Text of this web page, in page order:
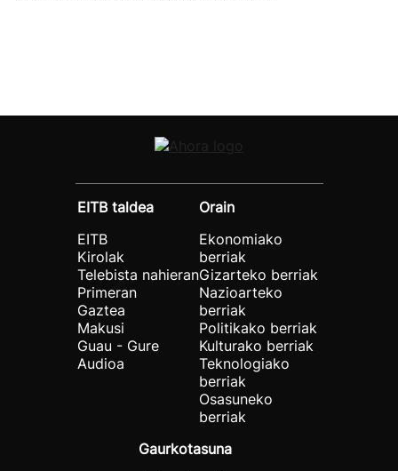
EITB taldea
EITB
Kirolak
Telebista nahieran
Primeran
Gaztea
Makusi
Guau - Gure
Audioa
Orain
Ekonomiako
berriak
Gizarteko berriak
Nazioarteko
berriak
Politikako berriak
Kulturako berriak
Teknologiako
berriak
Osasuneko
berriak
Gaurkotasuna